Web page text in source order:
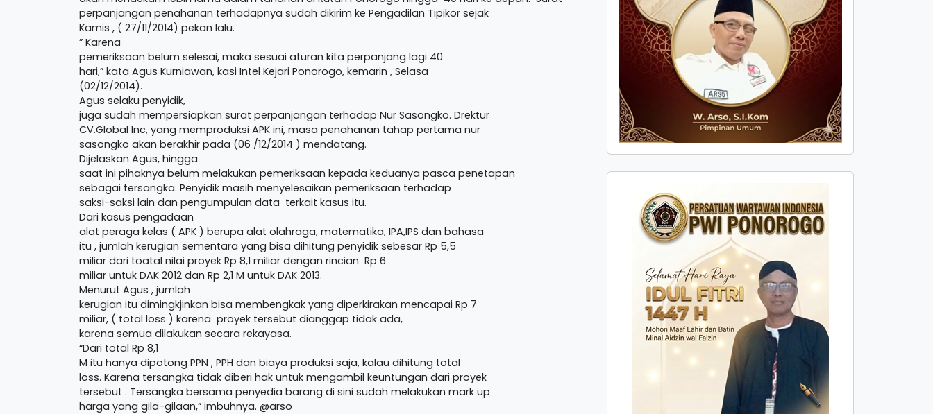
perpanjangan penahanan terhadapnya sudah dikirim ke Pengadilan Tipikor sejak
Kamis , ( 27/11/2014) pekan lalu.
” Karena
pemeriksaan belum selesai, maka sesuai aturan kita perpanjang lagi 40
hari,” kata Agus Kurniawan, kasi Intel Kejari Ponorogo, kemarin , Selasa
(02/12/2014).
Agus selaku penyidik,
juga sudah mempersiapkan surat perpanjangan terhadap Nur Sasongko. Drektur
CV.Global Inc, yang memproduksi APK ini, masa penahanan tahap pertama nur
sasongko akan berakhir pada (06 /12/2014 ) mendatang.
Dijelaskan Agus, hingga
saat ini pihaknya belum melakukan pemeriksaan kepada keduanya pasca penetapan
sebagai tersangka. Penyidik masih menyelesaikan pemeriksaan terhadap
saksi-saksi lain dan pengumpulan data terkait kasus itu.
Dari kasus pengadaan
alat peraga kelas ( APK ) berupa alat olahraga, matematika, IPA,IPS dan bahasa
itu , jumlah kerugian sementara yang bisa dihitung penyidik sebesar Rp 5,5
miliar dari toatal nilai proyek Rp 8,1 miliar dengan rincian Rp 6
miliar untuk DAK 2012 dan Rp 2,1 M untuk DAK 2013.
Menurut Agus , jumlah
kerugian itu dimingkjinkan bisa membengkak yang diperkirakan mencapai Rp 7
miliar, ( total loss ) karena proyek tersebut dianggap tidak ada,
karena semua dilakukan secara rekayasa.
“Dari total Rp 8,1
M itu hanya dipotong PPN , PPH dan biaya produksi saja, kalau dihitung total
loss. Karena tersangka tidak diberi hak untuk mengambil keuntungan dari proyek
tersebut . Tersangka bersama penyedia barang di sini sudah melakukan mark up
harga yang gila-gilaan,” imbuhnya. @arso